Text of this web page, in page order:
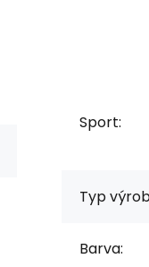
Sport:
Typ
Barva: